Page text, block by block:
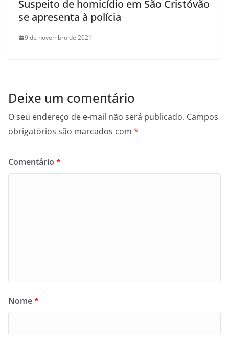
Suspeito de homicídio em São Cristóvão
se apresenta à polícia
9 de novembro de 2021
Deixe um comentário
O seu endereço de e-mail não será publicado. Campos
obrigatórios são marcados com *
Comentário *
Nome*